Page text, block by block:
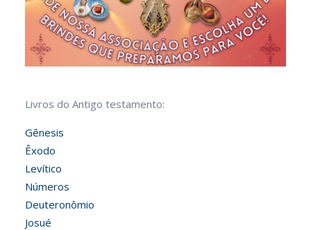
Livros do Antigo testamento:
Gênesis
Êxodo
Levítico
Números
Deuteronômio
Josué